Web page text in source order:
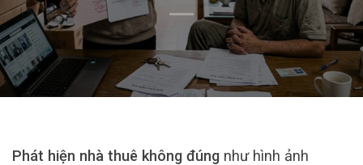
Phát hiện nhà thuê không đúng như hình ảnh